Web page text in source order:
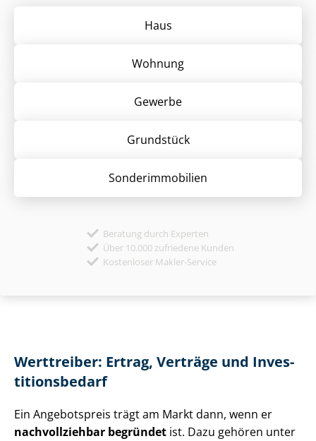
Haus
Wohnung
Gewerbe
Grund­stück
Sonder­immobilien
Beratung durch Experten
Über 10.000 zufriedene Kunden
Kostenloser Makler-Service
Werttreiber: Ertrag, Verträge und In­ves­
ti­ti­ons­be­darf
Ein Angebotspreis trägt am Markt dann, wenn er
nachvollziehbar begründet ist. Dazu gehören unter